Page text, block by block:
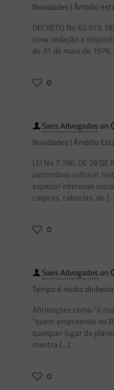
Novidades | Âmbito
DECRETO No 62.973,
nova redação a
de 31 de maio de
0
Saes Advogadoson
Novidades | Âmbito
LEI No 7.790, DE 28
patrimônio cultural,
especial interesse
caipiras, caboclas, de
0
Saes Advogadoson
Tempo é muito dinheiro
Afirmações como “é
“quem empreende no
qualquer lugar do
mantra […]
0